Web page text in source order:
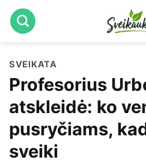
Skip
to
SVEIKATA
Profesorius
atskleidė: ko
pusryčiams,
sveiki